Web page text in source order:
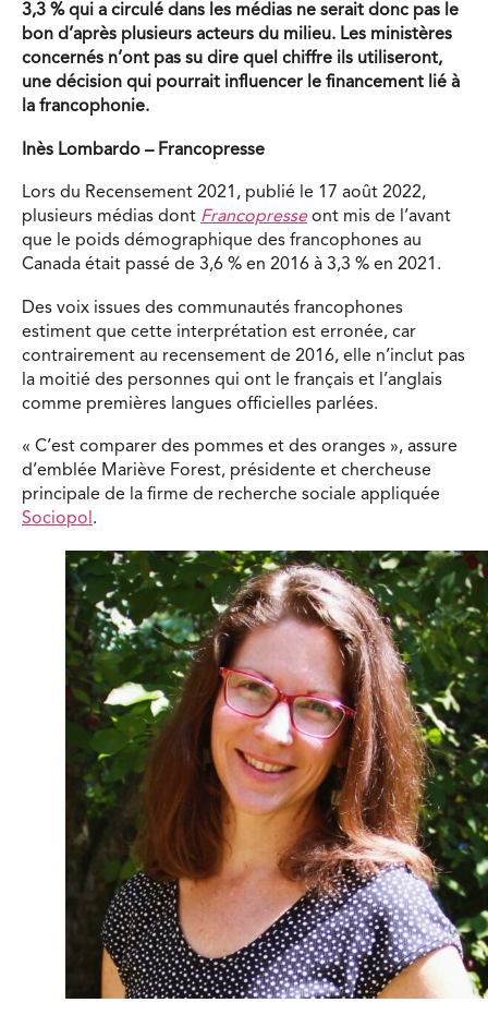
3,3 % qui a circulé dans les médias ne serait donc pas le
bon d’après plusieurs acteurs du milieu. Les ministères
concernés n’ont pas su dire quel chiffre ils utiliseront,
une décision qui pourrait influencer le financement lié à
la francophonie.
Inès Lombardo – Francopresse
Lors du Recensement 2021, publié le 17 août 2022,
plusieurs médias dont Francopresseont mis de l’avant
que le poids démographique des francophones au
Canada était passé de 3,6 % en 2016 à 3,3 % en 2021.
Des voix issues des communautés francophones
estiment que cette interprétation est erronée, car
contrairement au recensement de 2016, elle n’inclut pas
la moitié des personnes qui ont le français et l’anglais
comme premières langues officielles parlées.
« C’est comparer des pommes et des oranges », assure
d’emblée Mariève Forest, présidente et chercheuse
principale de la firme de recherche sociale appliquée
Sociopol.